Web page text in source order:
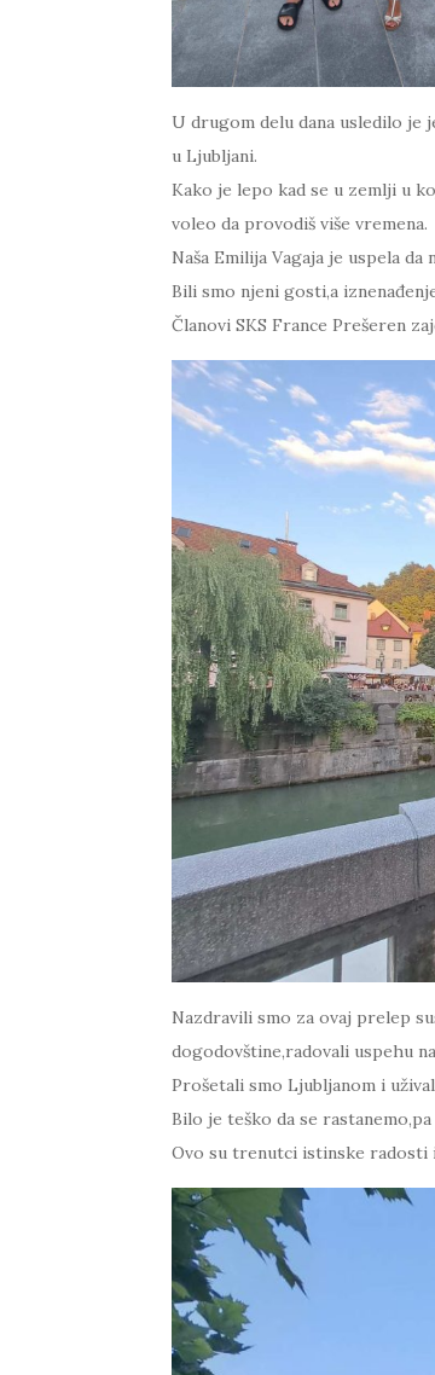
U drugom delu dana usledilo je
u Ljubljani.
Kako je lepo kad se u zemlji u
voleo da provodiš više vremena.
Naša Emilija Vagaja je uspela
Bili smo njeni gosti,a
Članovi SKS France Prešeren
Nazdravili smo za ovaj prelep
dogodovštine,radovali uspehu
Prošetali smo Ljubljanom i
Bilo je teško da se
Ovo su trenutci istinske radosti